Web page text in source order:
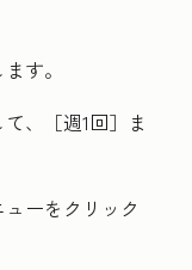
す。
、［週1回］ ま
ューをクリック